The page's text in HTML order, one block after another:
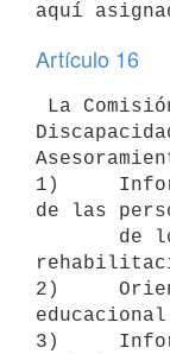
Artículo 16
1)
de las
2)
3)